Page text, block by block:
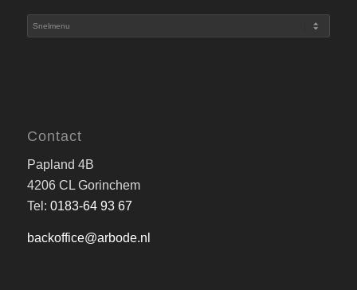
Contact
Papland 4B
4206 CL Gorinchem
Tel: 0183-64 93 67
backoffice@arbode.nl